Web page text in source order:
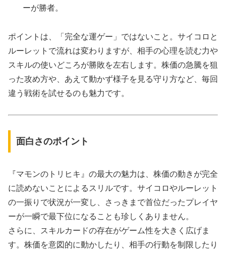
ーが勝者。
ポイントは、「完全な運ゲー」ではないこと。サイコロと
ルーレットで流れは変わりますが、相手の心理を読む力や
スキルの使いどころが勝敗を左右します。株価の急騰を狙
った攻め方や、あえて動かず様子を見る守り方など、毎回
違う戦術を試せるのも魅力です。
面白さのポイント
『マモンのトリヒキ』の最大の魅力は、株価の動きが完全
に読めないことによるスリルです。サイコロやルーレット
の一振りで状況が一変し、さっきまで首位だったプレイヤ
ーが一瞬で最下位になることも珍しくありません。
さらに、スキルカードの存在がゲーム性を大きく広げま
す。株価を意図的に動かしたり、相手の行動を制限したり